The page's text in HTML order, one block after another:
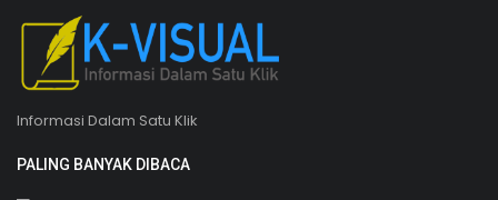
Informasi Dalam Satu Klik
PALING BANYAK DIBACA